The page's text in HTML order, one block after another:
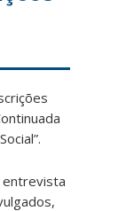
entrevista